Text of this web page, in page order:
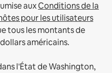
auxConditions de la
pour les utilisateurs
tous les montants de
américains.
l'État de Washington,